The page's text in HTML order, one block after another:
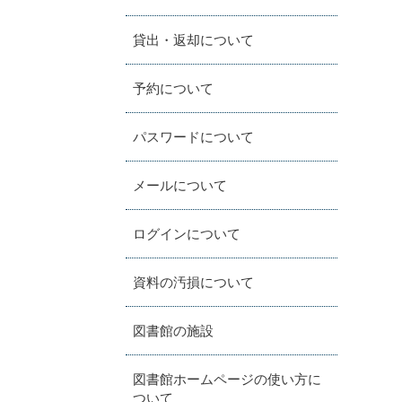
貸出・返却について
予約について
パスワードについて
メールについて
ログインについて
資料の汚損について
図書館の施設
図書館ホームページの使い方に
ついて